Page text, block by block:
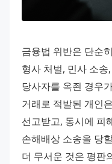
금융법 위반은 단순
형사 처벌, 민사 소
당사자를 옥죈 경우
거래로 적발된 개인
선고받고, 동시에 피
손해배상 소송을 당
더 무서운 것은 평판